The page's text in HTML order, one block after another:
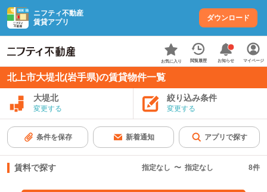
ニフティ不動産
賃貸アプリ
ダウンロード
お気に入り 閲覧履歴 お知らせ マイページ
北上市大堤北(岩手県)の賃貸物件一覧
大堤北
変更する
絞り込み条件
変更する
条件を保存 新着通知 アプリで探す
賃料で探す 指定なし 〜 指定なし 8件